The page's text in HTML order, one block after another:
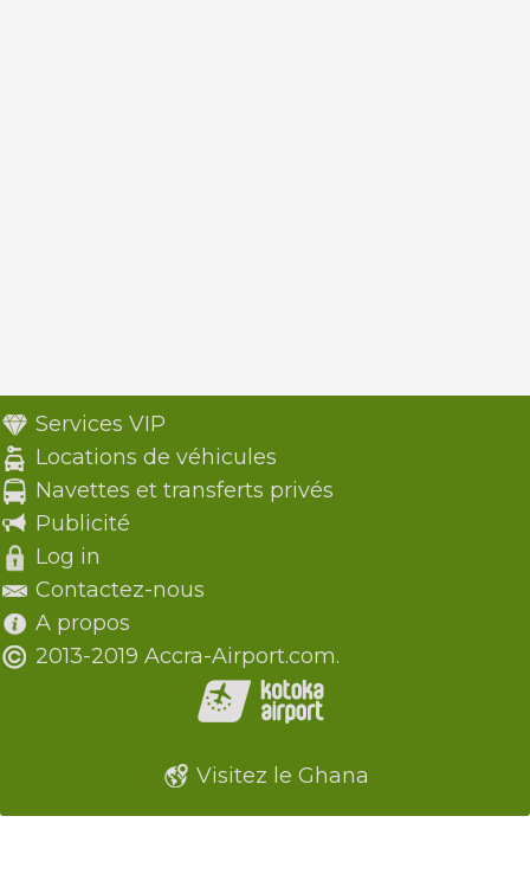
Services VIP
Locations de véhicules
Navettes et transferts privés
Publicité
Log in
Contactez-nous
A propos
2013-2019 Accra-Airport.com.
Visitez le Ghana